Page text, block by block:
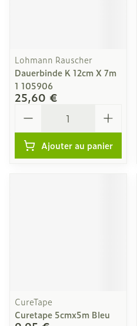
Lohmann Rauscher
Dauerbinde K 12cm X 7m
1 105906
25,60 €
Ajouter au panier
CureTape
Curetape 5cmx5m Bleu